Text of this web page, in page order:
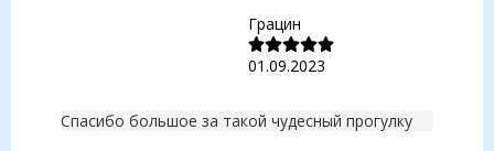
Грацин
01.09.2023
Спасибо большое за такой чудесный прогулку